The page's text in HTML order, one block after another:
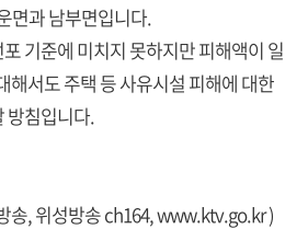
면과 남부면입니다.
기준에 미치지 못하지만 피해액이 일
해서도 주택 등 사유시설 피해에 대한
방침입니다.
송, 위성방송 ch164,www.ktv.go.kr)